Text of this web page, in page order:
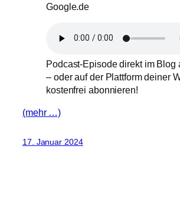
Google.de
Podcast-Episode direkt im Blog
– oder auf der Plattform deiner
kostenfrei abonnieren!
(mehr …)
17. Januar 2024